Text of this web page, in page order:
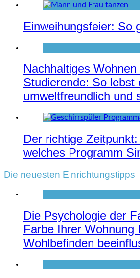
Einweihungsfeier: So
Nachhaltiges Wohnen
Studierende: So lebst
umweltfreundlich und
Der richtige
welches Programm
Die neuesten Einrichtungstipps
Die Psychologie der
Farbe Ihrer Wohnung
Wohlbefinden